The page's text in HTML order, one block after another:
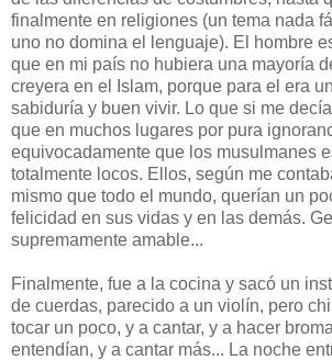
finalmente en religiones (un tema nada
uno no domina el lenguaje). El hombre
que en mi país no hubiera una mayoría
creyera en el Islam, porque para el era
sabiduría y buen vivir. Lo que si me
que en muchos lugares por pura
equivocadamente que los musulmanes
totalmente locos. Ellos, según me
mismo que todo el mundo, querían un
felicidad en sus vidas y en las demás.
supremamente amable...
Finalmente, fue a la cocina y sacó un
de cuerdas, parecido a un violín, pero
tocar un poco, y a cantar, y a hacer
entendían, y a cantar más... La noche